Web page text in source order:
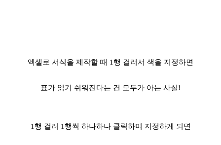
엑셀로 서식을 제작할 때 1행 걸러서 색을 지정하면
표가 읽기 쉬워진다는 건 모두가 아는 사실!
1행 걸러 1행씩 하나하나 클릭하며 지정하게 되면